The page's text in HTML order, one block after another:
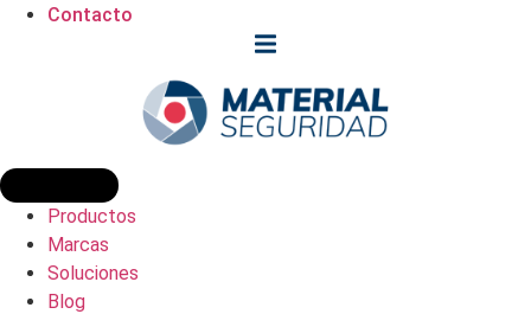
Contacto
Productos
Marcas
Soluciones
Blog